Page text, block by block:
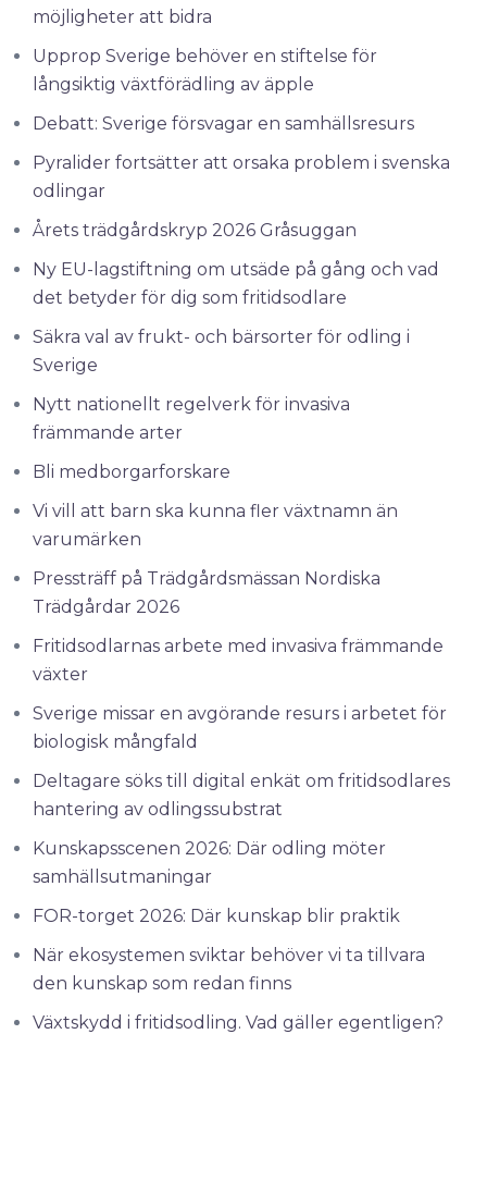
möjligheter att bidra
Upprop Sverige behöver en stiftelse för
långsiktig växtförädling av äpple
Debatt: Sverige försvagar en samhällsresurs
Pyralider fortsätter att orsaka problem i svenska
odlingar
Årets trädgårdskryp 2026 Gråsuggan
Ny EU-lagstiftning om utsäde på gång och vad
det betyder för dig som fritidsodlare
Säkra val av frukt- och bärsorter för odling i
Sverige
Nytt nationellt regelverk för invasiva
främmande arter
Bli medborgarforskare
Vi vill att barn ska kunna fler växtnamn än
varumärken
Pressträff på Trädgårdsmässan Nordiska
Trädgårdar 2026
Fritidsodlarnas arbete med invasiva främmande
växter
Sverige missar en avgörande resurs i arbetet för
biologisk mångfald
Deltagare söks till digital enkät om fritidsodlares
hantering av odlingssubstrat
Kunskapsscenen 2026: Där odling möter
samhällsutmaningar
FOR-torget 2026: Där kunskap blir praktik
När ekosystemen sviktar behöver vi ta tillvara
den kunskap som redan finns
Växtskydd i fritidsodling. Vad gäller egentligen?